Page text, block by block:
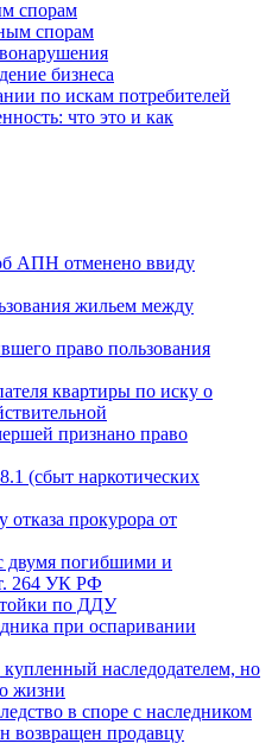
спорам
спорам
бизнеса
по искам потребителей
что это и как
АПН отменено ввиду
жильем между
право пользования
квартиры по иску о
признано право
(сбыт наркотических
прокурора от
двумя погибшими и
264 УК РФ
по ДДУ
при оспаривании
наследодателем, но
жизни
в споре с наследником
возвращен продавцу